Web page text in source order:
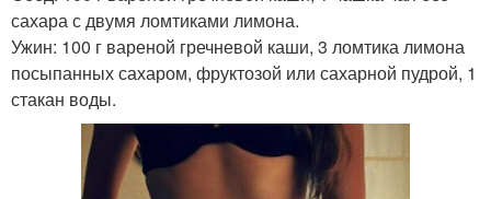
сахара с двумя ломтиками лимона.
Ужин: 100 г вареной гречневой каши, 3 ломтика лимона
посыпанных сахаром, фруктозой или сахарной пудрой, 1
стакан воды.